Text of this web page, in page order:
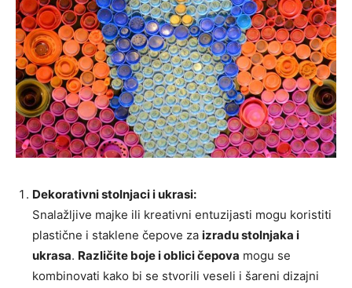
Dekorativni stolnjaci i ukrasi:
Snalažljive majke ili kreativni entuzijasti mogu koristiti
plastične i staklene čepove za izradu stolnjaka i
ukrasa. Različite boje i oblici čepova mogu se
kombinovati kako bi se stvorili veseli i šareni dizajni